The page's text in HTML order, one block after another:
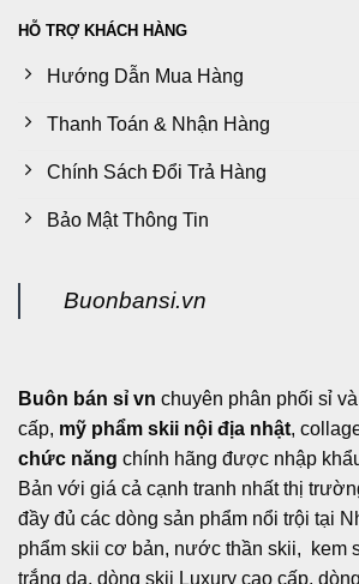
HỖ TRỢ KHÁCH HÀNG
Hướng Dẫn Mua Hàng
Thanh Toán & Nhận Hàng
Chính Sách Đổi Trả Hàng
Bảo Mật Thông Tin
Buonbansi.vn
Buôn bán sỉ vn chuyên phân phối sỉ
cấp, mỹ phẩm skii nội địa nhật,
chức năng chính hãng được nhập
Bản với giá cả cạnh tranh nhất thị
đầy đủ các dòng sản phẩm nổi trội tại
phẩm skii cơ bản, nước thần skii, kem
trắng da, dòng skii Luxury cao cấp,